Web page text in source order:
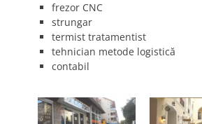
frezor CNC
strungar
termist tratamentist
tehnician metode logistică
contabil